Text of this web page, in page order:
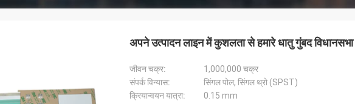
अपने उत्पादन लाइन में कुशलता से हमारे धातु गुंबद
जीवन चक्र:
1,000,000 चक्र
संपर्क विन्यास:
सिंगल पोल, सिंगल थ्रो (SPST)
क्रियान्वयन यात्रा:
0.15 mm